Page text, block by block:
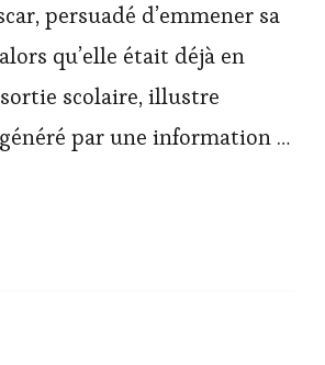
persuadé d’emmener sa
qu’elle était déjà en
scolaire, illustre
par une information …